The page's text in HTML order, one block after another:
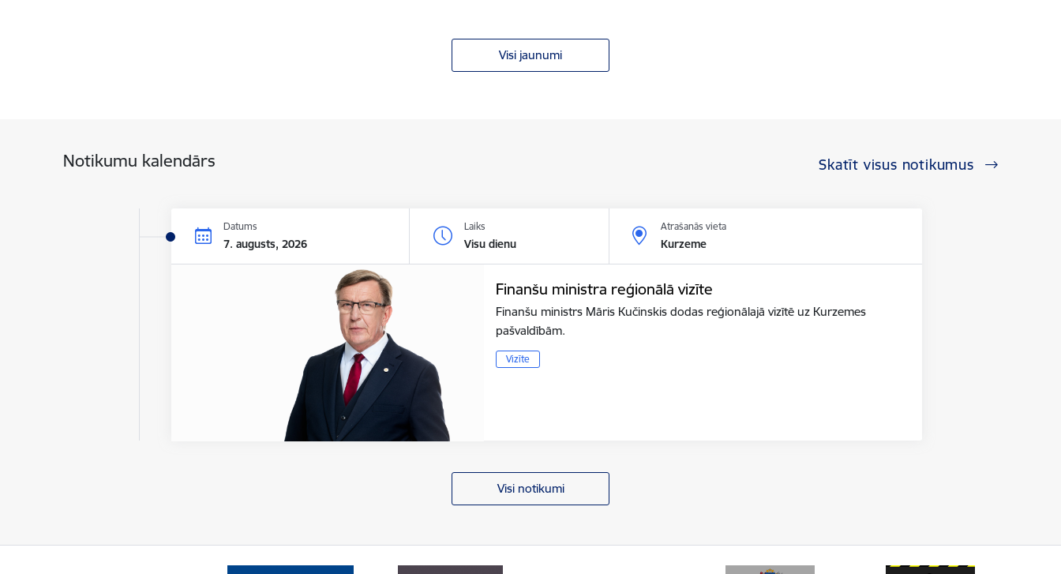
Visi jaunumi
Notikumu kalendārs Skatīt visus notikumus
Datums
7. augusts, 2026
Laiks
Visu dienu
Atrašanās vieta
Kurzeme
Finanšu ministra reģionālā vizīte
Finanšu ministrs Māris Kučinskis dodas reģionālajā vizītē uz Kurzemes
pašvaldībām.
Vizīte
Visi notikumi